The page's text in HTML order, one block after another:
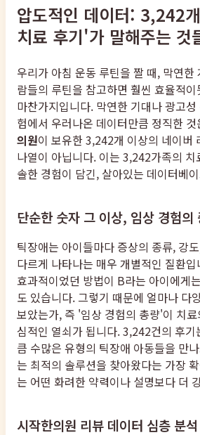
압도적인 데이터: 3,242
치료 후기'가 말해주는 것
우리가 아침 운동 루틴을 짤 때, 막연한
람들의 루틴을 참고하면 훨씬 효율적
마찬가지입니다. 막연한 기대나 광고
험에서 우러나온 데이터만큼 정직한
의원이 보유한 3,242개 이상의 네이버
나열이 아닙니다. 이는 3,242가족의 치
솔한 경험이 담긴, 살아있는 데이터베
단순한 숫자 그 이상, 임상 경험의
틱장애는 아이들마다 증상의 종류, 강
다르게 나타나는 매우 개별적인 질환
효과적이었던 방법이 B라는 아이에게
도 있습니다. 그렇기 때문에 얼마나 다
보았는가, 즉 '임상 경험의 총량'이 치
심적인 열쇠가 됩니다. 3,242건의 후기
큼 수많은 유형의 틱장애 아동들을 만
는 최적의 솔루션을 찾아왔다는 가장
는 어떤 화려한 약력이나 설명보다 더
시작한의원 리뷰 데이터 심층 분석